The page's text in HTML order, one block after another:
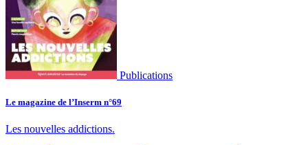
Publications
Le magazine de l’Inserm n°69
Les nouvelles addictions.